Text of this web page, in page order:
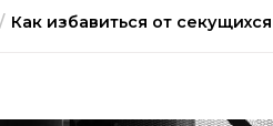
Как избавиться от